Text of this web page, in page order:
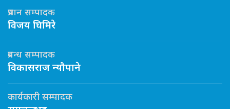
प्रधान सम्पादक
विजय घिमिरे
प्रबन्ध सम्पादक
विकासराज न्यौपाने
कार्यकारी सम्पादक